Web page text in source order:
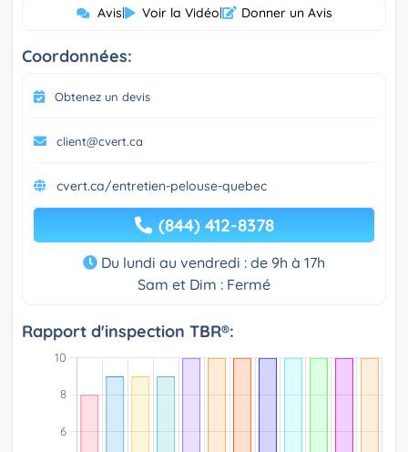
Avis| Voir la Vidéo| Donner un Avis
Coordonnées:
Obtenez un devis
client@cvert.ca
cvert.ca/entretien-pelouse-quebec
(844) 412-8378
Du lundi au vendredi : de 9h à 17h
Sam et Dim : Fermé
Rapport d'inspection TBR®: